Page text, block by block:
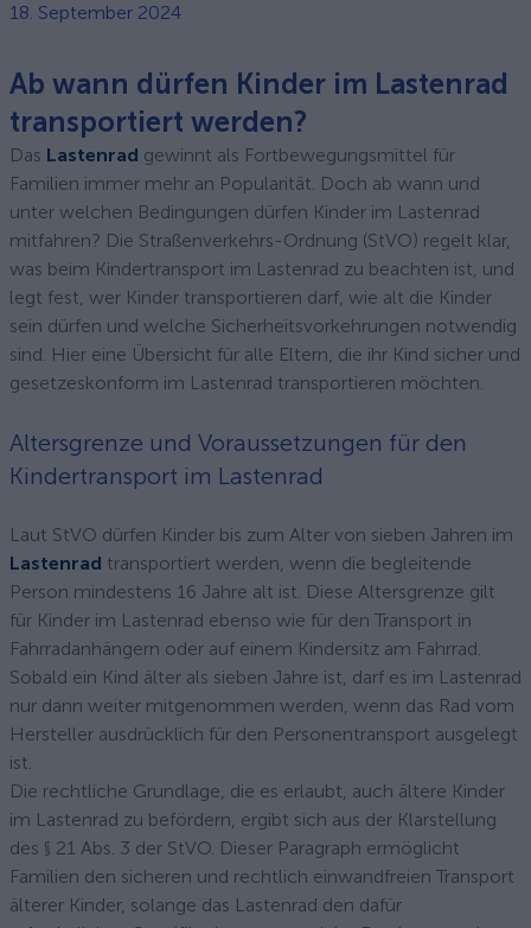
18. September 2024
Ab wann dürfen Kinder im Lastenrad
transportiert werden?
Das Lastenrad gewinnt als Fortbewegungsmittel für
Familien immer mehr an Popularität. Doch ab wann und
unter welchen Bedingungen dürfen Kinder im Lastenrad
mitfahren? Die Straßenverkehrs-Ordnung (StVO) regelt klar,
was beim Kindertransport im Lastenrad zu beachten ist, und
legt fest, wer Kinder transportieren darf, wie alt die Kinder
sein dürfen und welche Sicherheitsvorkehrungen notwendig
sind. Hier eine Übersicht für alle Eltern, die ihr Kind sicher und
gesetzeskonform im Lastenrad transportieren möchten.
Altersgrenze und Voraussetzungen für den
Kindertransport im Lastenrad
Laut StVO dürfen Kinder bis zum Alter von sieben Jahren im
Lastenrad transportiert werden, wenn die begleitende
Person mindestens 16 Jahre alt ist. Diese Altersgrenze gilt
für Kinder im Lastenrad ebenso wie für den Transport in
Fahrradanhängern oder auf einem Kindersitz am Fahrrad.
Sobald ein Kind älter als sieben Jahre ist, darf es im Lastenrad
nur dann weiter mitgenommen werden, wenn das Rad vom
Hersteller ausdrücklich für den Personentransport ausgelegt
ist.
Die rechtliche Grundlage, die es erlaubt, auch ältere Kinder
im Lastenrad zu befördern, ergibt sich aus der Klarstellung
des § 21 Abs. 3 der StVO. Dieser Paragraph ermöglicht
Familien den sicheren und rechtlich einwandfreien Transport
älterer Kinder, solange das Lastenrad den dafür